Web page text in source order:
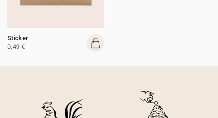
Sticker
0,49 €